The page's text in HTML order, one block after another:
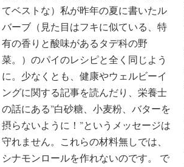
てベストな）私が昨年の夏に書いたル
バーブ（見た目はフキに似ている、特
有の香りと酸味があるタデ科の野
菜。）のパイのレシピと全く同じよう
に。少なくとも、健康やウェルビーイ
ングに関する記事を読んだり、栄養士
の話にある”白砂糖、小麦粉、バターを
摂らないように！”というメッセージは
守れません。これらの材料無しでは、
シナモンロールを作れないのです。 で